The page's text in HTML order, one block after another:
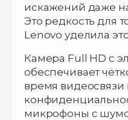
искажений даже
Это редкость для
Lenovo уделила
Камера Full HD с
обеспечивает
время
микрофоны с